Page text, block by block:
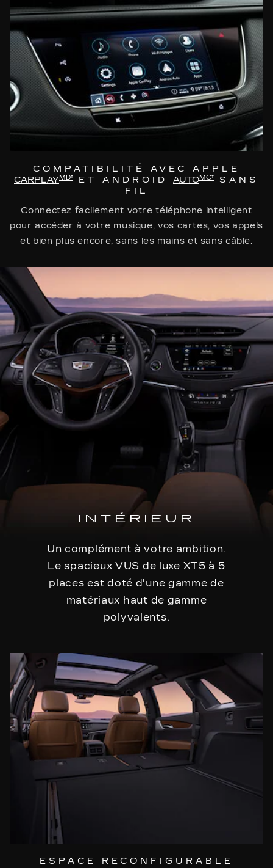
COMPATIBILITÉ AVEC APPLE
CARPLAYMD† ET ANDROID AUTOMC†
SANS
FIL
Connectez facilement votre téléphone intelligent
pour accéder à votre musique, vos cartes, vos appels
et bien plus encore, sans les mains et sans câble.
INTÉRIEUR
Un complément à votre ambition.
Le spacieux VUS de luxe XT5 à 5
places est doté d'une gamme de
matériaux haut de gamme
polyvalents.
ESPACE RECONFIGURABLE